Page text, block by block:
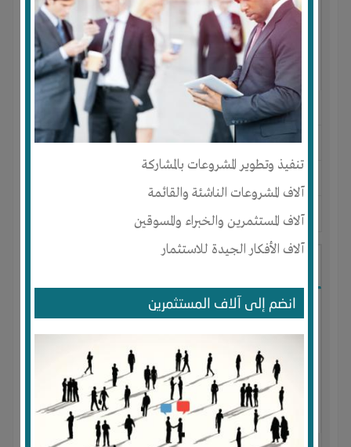
تنفيذ وتطوير المشروعات بالمشاركة
آلاف المشروعات الناشئة والقائمة
آلاف المستثمرين والخبراء والمسوقين
آلاف الأفكار الجيدة للاستثمار
انضم إلى آلاف المستثمرين
النوع :مستحضرات تجميل
العنوان :المغرب-
AGADIR
-سوس
يحتاج إلي : تسويق
آخر نشاط : منذ 9 اشهر عدد الاعضاء : 0 الأعضاء